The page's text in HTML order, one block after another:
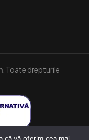
. Toate drepturile